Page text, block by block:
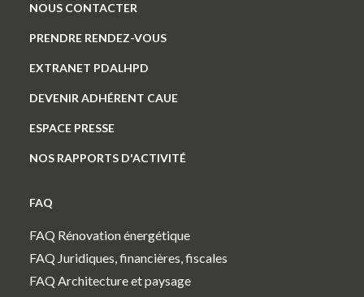
NOUS CONTACTER
PRENDRE RENDEZ-VOUS
EXTRANET PDALHPD
DEVENIR ADHÉRENT CAUE
ESPACE PRESSE
NOS RAPPORTS D'ACTIVITÉ
FAQ
FAQ Rénovation énergétique
FAQ Juridiques, financières, fiscales
FAQ Architecture et paysage